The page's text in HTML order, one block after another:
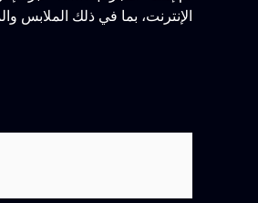
الإنترنت، بما في ذلك الملابس